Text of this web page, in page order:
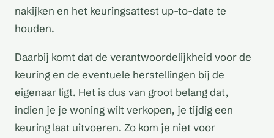
nakijken en het keuringsattest up-to-date te
houden.
Daarbij komt dat de verantwoordelijkheid voor de
keuring en de eventuele herstellingen bij de
eigenaar ligt. Het is dus van groot belang dat,
indien je je woning wilt verkopen, je tijdig een
keuring laat uitvoeren. Zo kom je niet voor